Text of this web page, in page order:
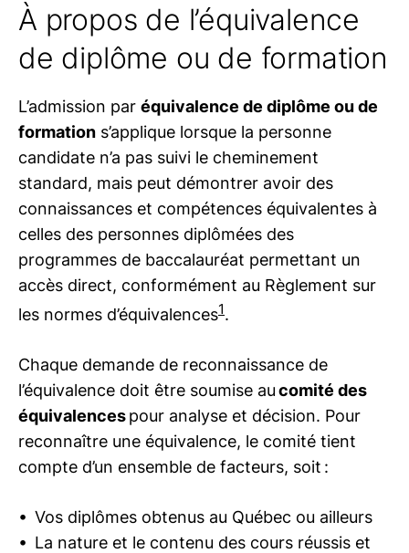
À propos de l’équivalence
de diplôme ou de formation
L’admission par équivalence de diplôme ou de
formation s’applique lorsque la personne
candidate n’a pas suivi le cheminement
standard, mais peut démontrer avoir des
connaissances et compétences équivalentes à
celles des personnes diplômées des
programmes de baccalauréat permettant un
accès direct, conformément au Règlement sur
les normes d’équivalences1.
Chaque demande de reconnaissance de
l’équivalence doit être soumise aucomité des
équivalencespour analyse et décision. Pour
reconnaître une équivalence, le comité tient
compte d’un ensemble de facteurs, soit :
Vos diplômes obtenus au Québec ou ailleurs
La nature et le contenu des cours réussis et